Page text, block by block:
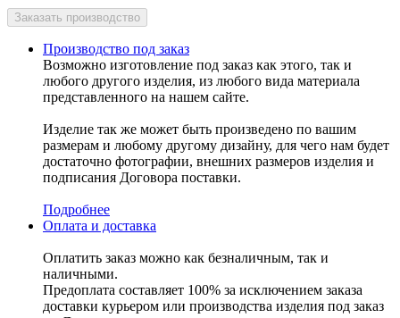
Производство под заказ
Возможно изготовление под заказ как этого, так и
любого другого изделия, из любого вида материала
представленного на нашем сайте.
Изделие так же может быть произведено по вашим
размерам и любому другому дизайну, для чего нам будет
достаточно фотографии, внешних размеров изделия и
подписания Договора поставки.
Подробнее
Оплата и доставка
Оплатить заказ можно как безналичным, так и
наличными.
Предоплата составляет 100% за исключением заказа
доставки курьером или производства изделия под заказ